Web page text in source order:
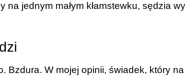
jednym małym kłamstewku, sędzia
Bzdura. W mojej opinii, świadek, który